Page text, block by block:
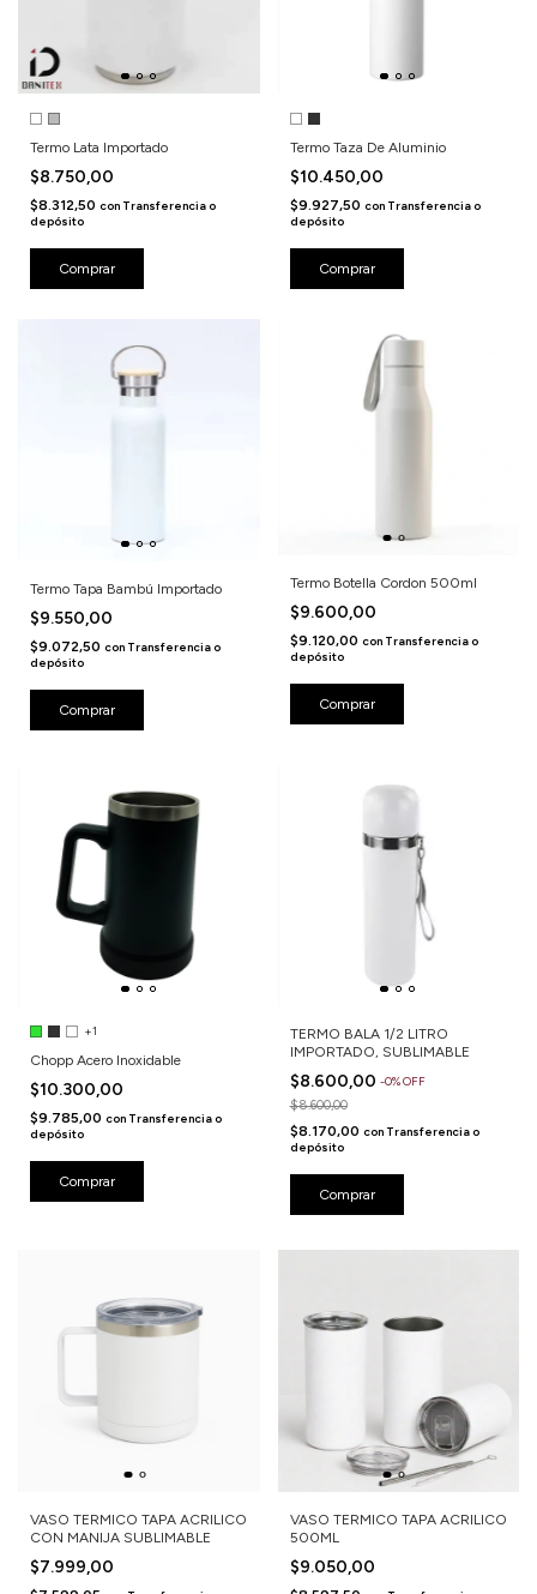
Termo Lata Importado
$8.750,00
$8.312,50 con Transferencia o
depósito
Comprar
Termo Taza De Aluminio
$10.450,00
$9.927,50 con Transferencia o
depósito
Comprar
Termo Tapa Bambú Importado
$9.550,00
$9.072,50 con Transferencia o
depósito
Termo Botella Cordon 500ml
$9.600,00
$9.120,00 con Transferencia o
depósito
Comprar
+1
Chopp Acero Inoxidable
$10.300,00
$9.785,00 con Transferencia o
depósito
Comprar
TERMO BALA 1/2 LITRO
IMPORTADO, SUBLIMABLE
$8.600,00 -0%OFF
$8.600,00
$8.170,00 con Transferencia o
depósito
VASO TERMICO TAPA ACRILICO
CON MANIJA SUBLIMABLE
$7.999,00
VASO TERMICO TAPA ACRILICO
500ML
$9.050,00